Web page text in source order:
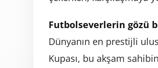
Futbolseverlerin gözü
Dünyanın en prestijli
Kupası, bu akşam